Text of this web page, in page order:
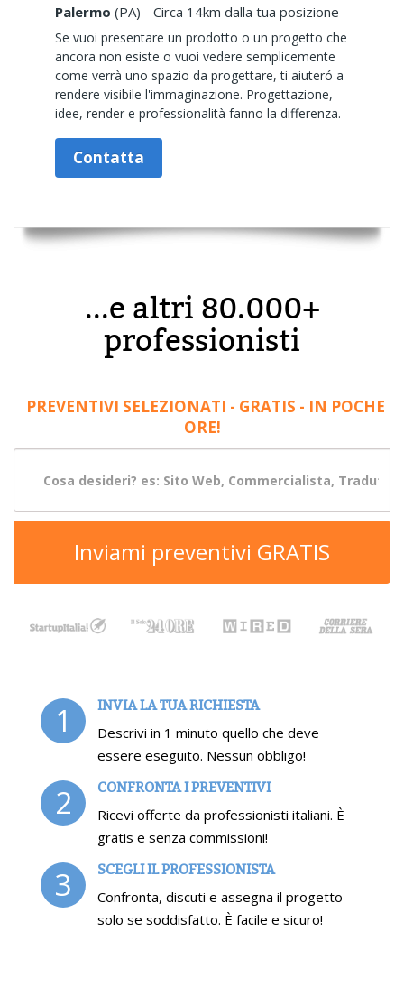
Palermo (PA) - Circa 14km dalla tua posizione
Se vuoi presentare un prodotto o un progetto che
ancora non esiste o vuoi vedere semplicemente
come verrà uno spazio da progettare, ti aiuteró a
rendere visibile l'immaginazione. Progettazione,
idee, render e professionalità fanno la differenza.
Contatta
...e altri 80.000+
professionisti
PREVENTIVI SELEZIONATI - GRATIS - IN POCHE
ORE!
Inviami preventivi GRATIS
1 INVIA LA TUA RICHIESTA
Descrivi in 1 minuto quello che deve
essere eseguito. Nessun obbligo!
2 CONFRONTA I PREVENTIVI
Ricevi offerte da professionisti italiani. È
gratis e senza commissioni!
3 SCEGLI IL PROFESSIONISTA
Confronta, discuti e assegna il progetto
solo se soddisfatto. È facile e sicuro!